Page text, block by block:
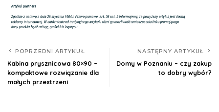
POPRZEDNI ARTYKUŁ
Kabina prysznicowa 80×90 –
kompaktowe rozwiązanie dla
małych przestrzeni
NASTĘPNY ARTYKUŁ
Domy w Poznaniu – czy zakup
to dobry wybór?